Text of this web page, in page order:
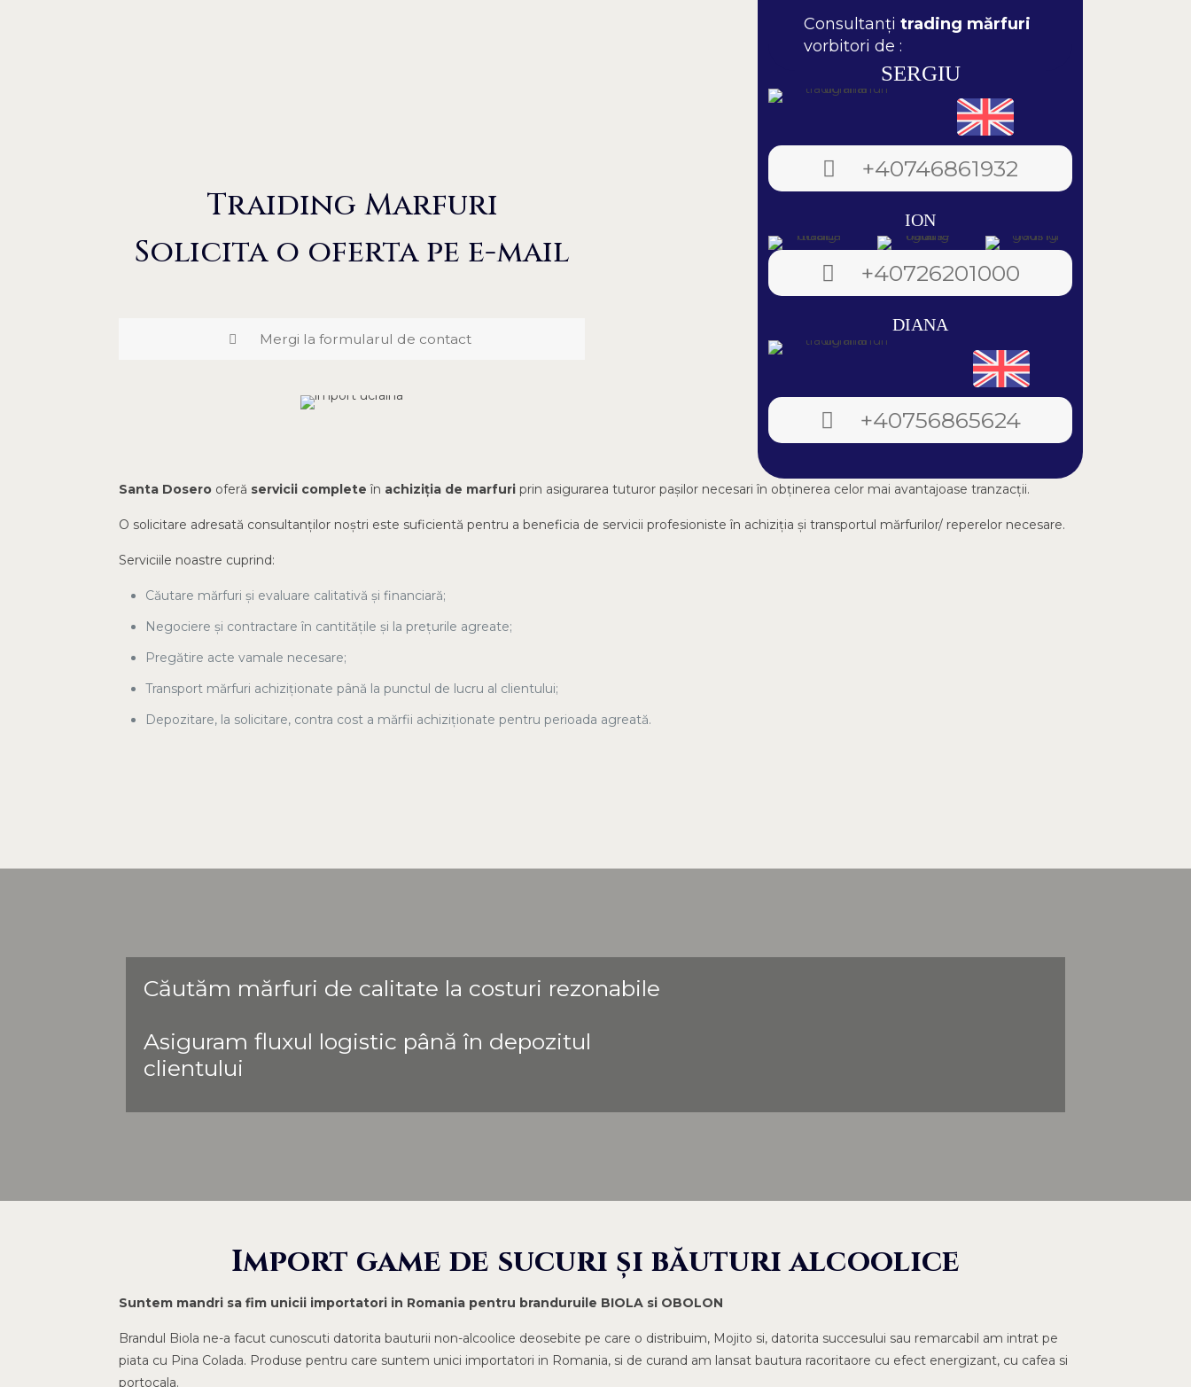
Traiding Marfuri
Solicita o oferta pe e-mail
Mergi la formularul de contact
Consultanțitrading mărfuri
vorbitori de :
SERGIU
+40746861932
ION
+40726201000
DIANA
+40756865624
Santa Dosero oferă servicii complete în achiziția de marfuri prin asigurarea tuturor pașilor necesari în obținerea celor mai avantajoase tranzacții.
O solicitare adresată consultanților noștri este suficientă pentru a beneficia de servicii profesioniste în achiziția și transportul mărfurilor/ reperelor necesare.
Serviciile noastre cuprind:
Căutare mărfuri și evaluare calitativă și financiară;
Negociere și contractare în cantitățile și la prețurile agreate;
Pregătire acte vamale necesare;
Transport mărfuri achiziționate până la punctul de lucru al clientului;
Depozitare, la solicitare, contra cost a mărfii achiziționate pentru perioada agreată.
Căutăm mărfuri de calitate la costuri rezonabile
Asiguram fluxul logistic până în depozitul
clientului
Import game de sucuri și băuturi alcoolice
Suntem mandri sa fim unicii importatori in Romania pentru branduruile BIOLA si OBOLON
Brandul Biola ne-a facut cunoscuti datorita bauturii non-alcoolice deosebite pe care o distribuim, Mojito si, datorita succesului sau remarcabil am intrat pe
piata cu Pina Colada. Produse pentru care suntem unici importatori in Romania, si de curand am lansat bautura racoritaore cu efect energizant, cu cafea si
portocala.